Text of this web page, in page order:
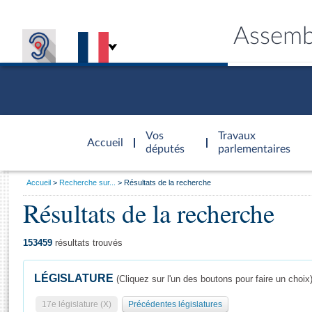
Accueil
d'accueil
Vos
députés
Travaux
parlementaires
Général
Vous
Accueil Recherche sur... Résultats de la recherche
Résultats de la recherche
153459 résultats trouvés
LÉGISLATURE (Cliquez sur l'un des boutons pour faire un choix)
17e législature (X) Précédentes législatures